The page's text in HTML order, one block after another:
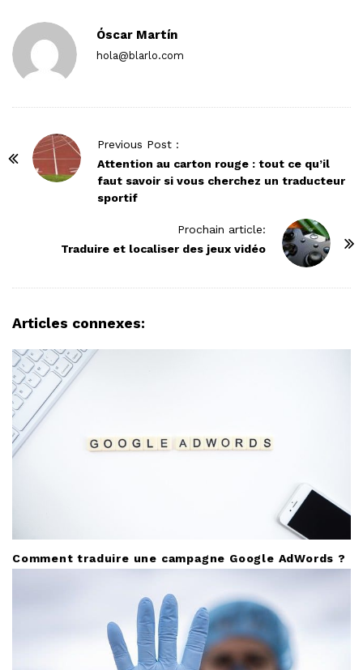
Óscar Martín
hola@blarlo.com
Previous Post :
Attention au carton rouge : tout ce qu’il
faut savoir si vous cherchez un traducteur
sportif
Prochain article:
Traduire et localiser des jeux vidéo
Articles connexes:
Comment traduire une campagne Google AdWords ?